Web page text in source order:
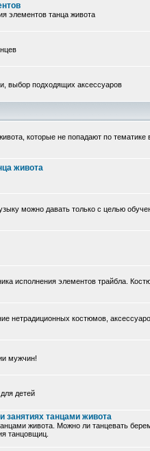
элементов танца живота
выбор подходящих аксессуаров
которые не попадают по тематике
живота
можно давать только с целью
исполнения элементов трайбла.
нетрадиционных костюмов,
мужчин!
детей
занятиях танцами живота
живота. Можно ли танцевать
танцовщиц.